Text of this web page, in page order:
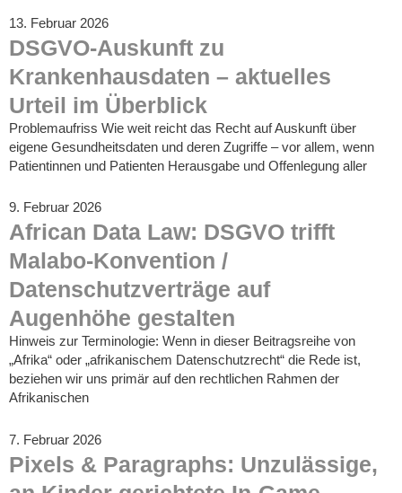
13. Februar 2026
DSGVO-Auskunft zu
Krankenhausdaten – aktuelles
Urteil im Überblick
Problemaufriss Wie weit reicht das Recht auf Auskunft über
eigene Gesundheitsdaten und deren Zugriffe – vor allem, wenn
Patientinnen und Patienten Herausgabe und Offenlegung aller
9. Februar 2026
African Data Law: DSGVO trifft
Malabo-Konvention /
Datenschutzverträge auf
Augenhöhe gestalten
Hinweis zur Terminologie: Wenn in dieser Beitragsreihe von
„Afrika“ oder „afrikanischem Datenschutzrecht“ die Rede ist,
beziehen wir uns primär auf den rechtlichen Rahmen der
Afrikanischen
7. Februar 2026
Pixels & Paragraphs: Unzulässige,